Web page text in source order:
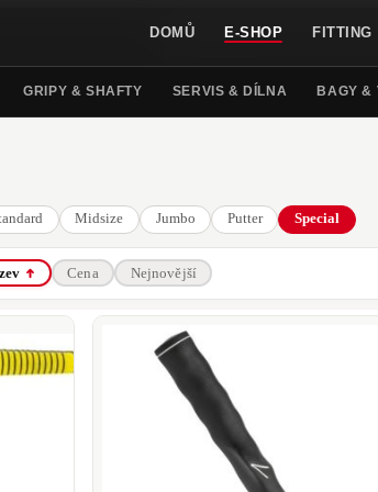
DOMŮ E-SHOP FITTING
GRIPY & SHAFTY SERVIS & DÍLNA BAGY &
Midsize Jumbo Putter Special
Cena Nejnovější